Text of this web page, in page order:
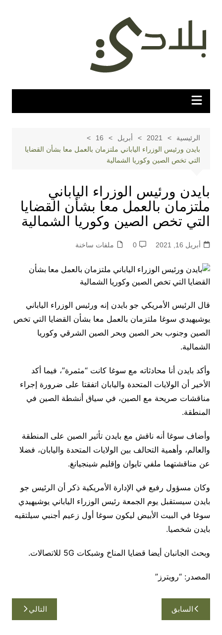
المحتوى
الرئيسية 2021 أبريل
16
بايدن ورئيس الوزراء الياباني ملتزمان بالعمل معا بشأن القضايا
التي تخص الصين وكوريا الشمالية
بايدن ورئيس الوزراء الياباني
ملتزمان بالعمل معا بشأن القضايا
التي تخص الصين وكوريا الشمالية
أبريل 16, 2021 0 ملفات ساخنة
قال الرئيس الأمريكي جو بايدن إنه ورئيس الوزراء الياباني
يوشيهيدي سوغا ملتزمان بالعمل معا بشأن القضايا التي تخص
الصين وجنوب بحر الصين وبحر الصين الشرقي وكوريا
الشمالية.
وأكد بايدن أنا محادثاته مع سوغا كانت “مثمرة”، فيما أكد
الأخير أن الولايات المتحدة واليابان اتفقتا على ضرورة إجراء
مناقشات صريحة مع الصين، في سياق أنشطة الصين في
المنطقة.
وأضاف سوغا أنه ناقش مع بايدن تأثير الصين على المنطقة
والعالم، وأهمية التحالف بين الولايات المتحدة واليابان، فضلا
عن مناقشتهما ملفي تايوان وإقليم شينجيانغ.
وكان مسؤول رفيع في الإدارة الأمريكية ذكر أن الرئيس جو
بايدن سيستقبل يوم الجمعة رئيس الوزراء الياباني يوشيهيدي
سوغا في البيت الأبيض ليكون سوغا أول زعيم أجنبي سيلتقيه
بايدن شخصيا.
وبحث الجانبان أيضا قضايا المناخ وشبكات 5G للاتصالات.
المصدر: “رويترز”
تصفّح
المقالات
السابق التالي